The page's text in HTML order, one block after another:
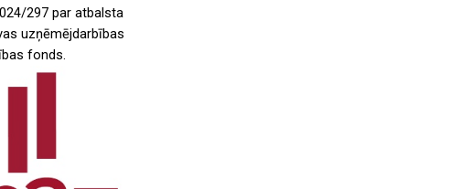
297 par atbalsta
uzņēmējdarbības
fonds.